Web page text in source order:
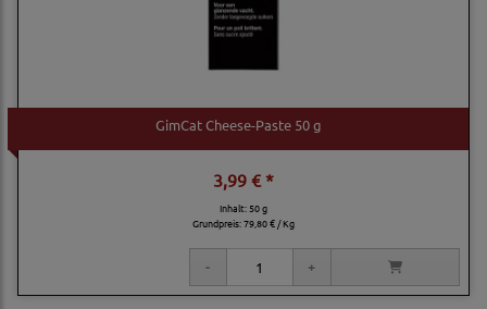
GimCat Cheese-Paste 50 g
3,99 € *
Inhalt: 50 g
Grundpreis:79,80 € / Kg